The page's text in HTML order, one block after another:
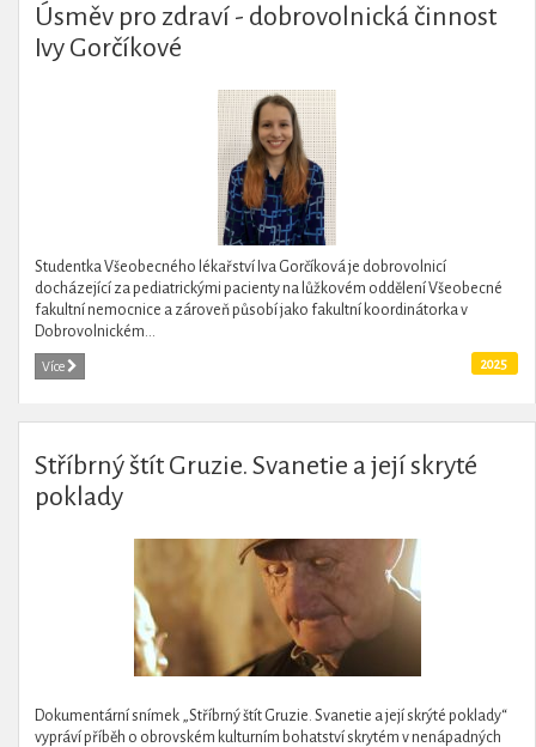
Úsměv pro zdraví - dobrovolnická činnost
Ivy Gorčíkové
Studentka Všeobecného lékařství Iva Gorčíková je dobrovolnicí
docházející za pediatrickými pacienty na lůžkovém oddělení Všeobecné
fakultní nemocnice a zároveň působí jako fakultní koordinátorka v
Dobrovolnickém...
Více 2025
Stříbrný štít Gruzie. Svanetie a její skryté
poklady
Dokumentární snímek „Stříbrný štít Gruzie. Svanetie a její skrýté poklady“
vypráví příběh o obrovském kulturním bohatství skrytém v nenápadných